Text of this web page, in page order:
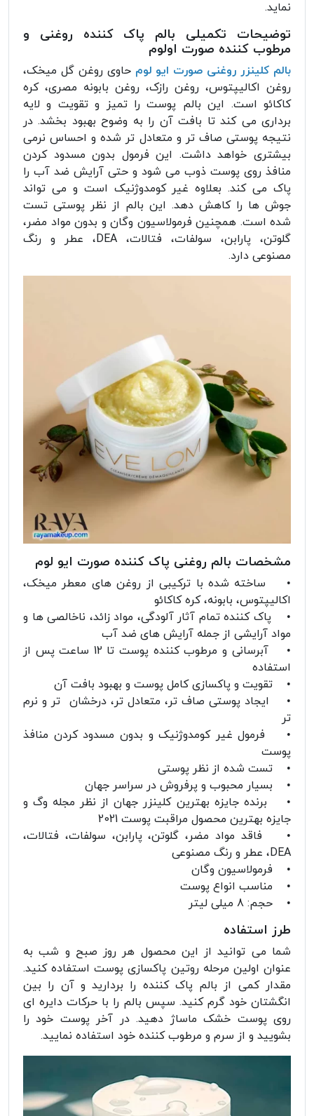
نماید.
توضیحات تکمیلی بالم پاک کننده روغنی و
مرطوب کننده صورت اولوم
بالم کلینزر روغنی صورت ایو لومحاوی روغن گل میخک،
روغن اکالیپتوس، روغن رازک، روغن بابونه مصری، کره
کاکائو است. این بالم پوست را تمیز و تقویت و لایه
برداری می کند تا بافت آن را به وضوح بهبود بخشد. در
نتیجه پوستی صاف تر و متعادل تر شده و احساس نرمی
بیشتری خواهد داشت. این فرمول بدون مسدود کردن
منافذ روی پوست ذوب می شود و حتی آرایش ضد آب را
پاک می کند. بعلاوه غیر کومدوژنیک است و می تواند
جوش ها را کاهش دهد. این بالم از نظر پوستی تست
شده است. همچنین فرمولاسیون وگان و بدون مواد مضر،
گلوتن، پارابن، سولفات، فتالات، DEA، عطر و رنگ
مصنوعی دارد.
مشخصات بالم روغنی پاک کننده صورت ایو لوم
• ساخته شده با ترکیبی از روغن های معطر میخک،
اکالیپتوس، بابونه، کره کاکائو
• پاک کننده تمام آثار آلودگی، مواد زائد، ناخالصی ها و
مواد آرایشی از جمله آرایش های ضد آب
• آبرسانی و مرطوب کننده پوست تا 12 ساعت پس از
استفاده
• تقویت و پاکسازی کامل پوست و بهبود بافت آن
• ایجاد پوستی صاف تر، متعادل تر، درخشان تر و نرم
تر
• فرمول غیر کومدوژنیک و بدون مسدود کردن منافذ
پوست
• تست شده از نظر پوستی
• بسیار محبوب و پرفروش در سراسر جهان
• برنده جایزه بهترین کلینزر جهان از نظر مجله وگ و
جایزه بهترین محصول مراقبت پوست 2021
• فاقد مواد مضر، گلوتن، پارابن، سولفات، فتالات،
DEA، عطر و رنگ مصنوعی
• فرمولاسیون وگان
• مناسب انواع پوست
• حجم: 8 میلی لیتر
طرز استفاده
شما می توانید از این محصول هر روز صبح و شب به
عنوان اولین مرحله روتین پاکسازی پوست استفاده کنید.
مقدار کمی از بالم پاک کننده را بردارید و آن را بین
انگشتان خود گرم کنید. سپس بالم را با حرکات دایره ای
روی پوست خشک ماساژ دهید. در آخر پوست خود را
بشویید و از سرم و مرطوب کننده خود استفاده نمایید.